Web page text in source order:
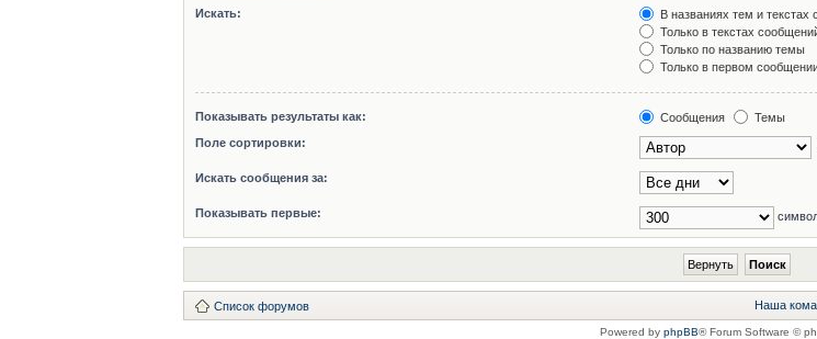
Искать:
В названиях тем и текстах
Только в текстах
Только по названию темы
Только в первом
Показывать результаты как: Сообщения
Темы
Поле сортировки:
Искать сообщения за:
Показывать первые:
Список форумов Наша
Powered by phpBB® Forum Software ©